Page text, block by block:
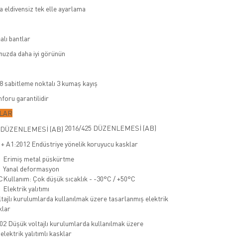
eldivensiz tek elle ayarlama
bantlar
daha iyi görünün
sabitleme noktalı 3 kumaş kayış
garantilidir
2016/425 DÜZENLEMESİ (AB)
+ A1:2012 Endüstriye yönelik koruyucu kasklar
Erimiş metal püskürtme
Yanal deformasyon
Kullanım: Çok düşük sıcaklık - -30°C / +50°C
Elektrik yalıtımı
Düşük voltajlı kurulumlarda kullanılmak üzere
yalıtımlı kasklar